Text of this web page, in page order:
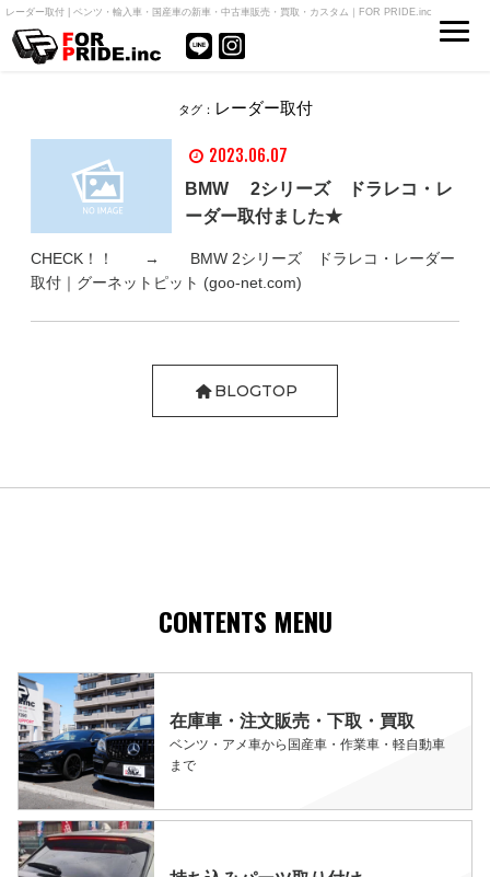
レーダー取付 | ベンツ・輸入車・国産車の新車・中古車販売・買取・カスタム｜FOR PRIDE.inc
タグ： レーダー取付
2023.06.07
BMW 2シリーズ ドラレコ・レ
ーダー取付ました★
CHECK！！ → BMW 2シリーズ ドラレコ・レーダー
取付｜グーネットピット (goo-net.com)
BLOGTOP
CONTENTS MENU
在庫車・注文販売・下取・買取
ベンツ・アメ車から国産車・作業車・軽自動車
まで